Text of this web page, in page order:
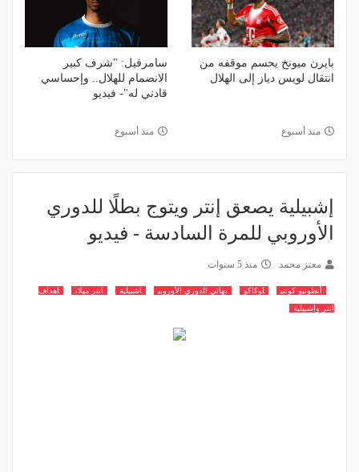
بايرن ميونخ يحسم موقفه من
انتقال لويس دياز إلى الهلال
منذ أسبوع
سامرفيل: "شرف كبير
الانضمام للهلال.. وإحساسي
قادني له"- فيديو
منذ أسبوع
إشبيلية يصعق إنتر ويتوج بطلًا للدوري
الأوروبي للمرة السادسة - فيديو
معتز محمد منذ 5 سنوات
أنطونيو كونتي لوكاكو نهائي الدوري الأوروبي اشبيلية انتر ميلان
اهداف
انتر واشبيلية